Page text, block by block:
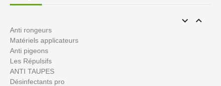
 
Anti rongeurs
Matériels applicateurs
Anti pigeons
Les Répulsifs
ANTI TAUPES
Désinfectants pro